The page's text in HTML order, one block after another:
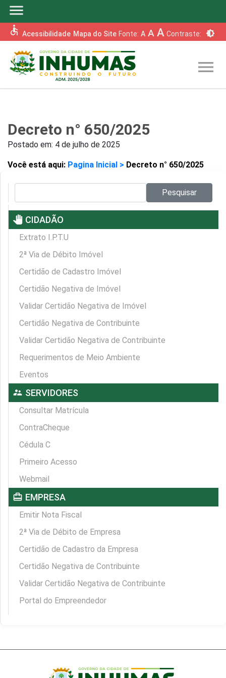
menu
accessible Acessibilidade Mapa do Site Fonte: A A A Contraste: brightness_6
menu
Decreto n° 650/2025
Postado em: 4 de julho de 2025
Você está aqui: Pagina Inicial > Decreto n° 650/2025
Pesquisar
pan_tool CIDADÃO
Extrato I.P.T.U
2ª Via de Débito Imóvel
Certidão de Cadastro Imóvel
Certidão Negativa de Imóvel
Validar Certidão Negativa de Imóvel
Certidão Negativa de Contribuinte
Validar Certidão Negativa de Contribuinte
Requerimentos de Meio Ambiente
Eventos
supervisor_account SERVIDORES
Consultar Matrícula
ContraCheque
Cédula C
Primeiro Acesso
Webmail
card_travel EMPRESA
Emitir Nota Fiscal
2ª Via de Débito de Empresa
Certidão de Cadastro da Empresa
Certidão Negativa de Contribuinte
Validar Certidão Negativa de Contribuinte
Portal do Empreendedor